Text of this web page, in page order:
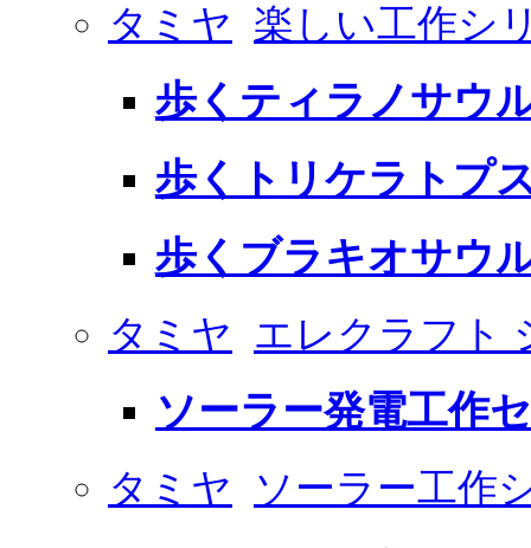
タミヤ 楽しい工作シ
歩くティラノサウ
歩くトリケラトプ
歩くブラキオサウ
タミヤ エレクラフト
ソーラー発電工作
タミヤ ソーラー工作